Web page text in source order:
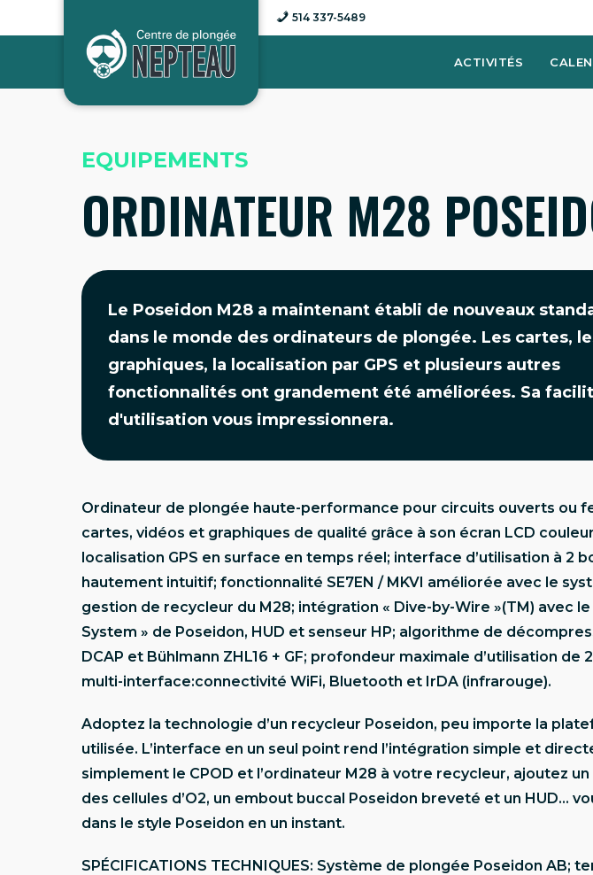
514 337-5489
ACTIVITÉS
EQUIPEMENTS
ORDINATEUR M28
Le Poseidon M28 a maintenant établi de nouveaux
dans le monde des ordinateurs de plongée. Les cartes,
graphiques, la localisation par GPS et plusieurs autres
fonctionnalités ont grandement été améliorées. Sa
d'utilisation vous impressionnera.
Ordinateur de plongée haute-performance pour circuits ouverts ou
cartes, vidéos et graphiques de qualité grâce à son écran LCD
localisation GPS en surface en temps réel; interface d’utilisation à 2
hautement intuitif; fonctionnalité SE7EN / MKVI améliorée avec le
gestion de recycleur du M28; intégration « Dive-by-Wire »(TM) avec le
System » de Poseidon, HUD et senseur HP; algorithme de
DCAP et Bühlmann ZHL16 + GF; profondeur maximale d’utilisation de
multi-interface:connectivité WiFi, Bluetooth et IrDA (infrarouge).
Adoptez la technologie d’un recycleur Poseidon, peu importe la
utilisée. L’interface en un seul point rend l’intégration simple et
simplement le CPOD et l’ordinateur M28 à votre recycleur, ajoutez un
des cellules d’O2, un embout buccal Poseidon breveté et un HUD…
dans le style Poseidon en un instant.
SPÉCIFICATIONS TECHNIQUES: Système de plongée Poseidon AB;